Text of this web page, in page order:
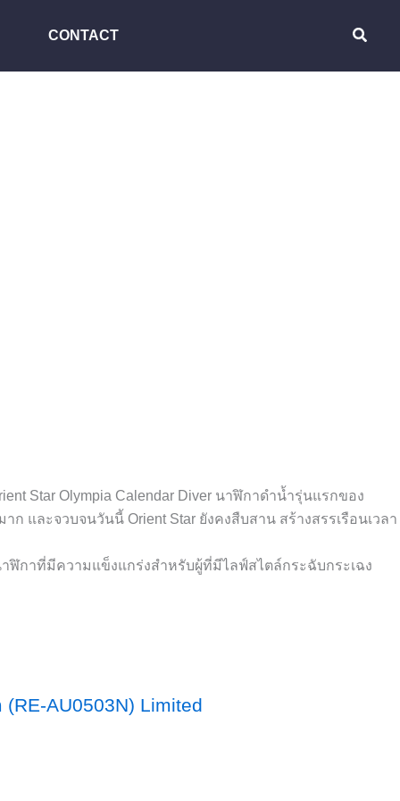
CONTACT
Star Olympia Calendar Diver นาฬิกาดำน้ำรุ่นแรกของ
และจวบจนวันนี้ Orient Star ยังคงสืบสาน สร้างสรรเรือนเวลา
กาที่มีความแข็งแกร่งสำหรับผู้ที่มีไลฟ์สไตล์กระฉับกระเฉง
AU0503N) Limited